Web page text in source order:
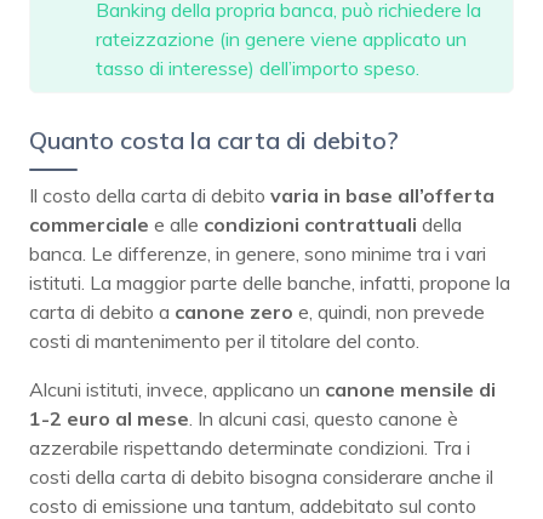
Banking della propria banca, può richiedere la
rateizzazione (in genere viene applicato un
tasso di interesse) dell’importo speso.
Quanto costa la carta di debito?
Il costo della carta di debito varia in base all’offerta
commerciale e alle condizioni contrattuali della
banca. Le differenze, in genere, sono minime tra i vari
istituti. La maggior parte delle banche, infatti, propone la
carta di debito a canone zero e, quindi, non prevede
costi di mantenimento per il titolare del conto.
Alcuni istituti, invece, applicano un canone mensile di
1-2 euro al mese . In alcuni casi, questo canone è
azzerabile rispettando determinate condizioni. Tra i
costi della carta di debito bisogna considerare anche il
costo di emissione una tantum, addebitato sul conto